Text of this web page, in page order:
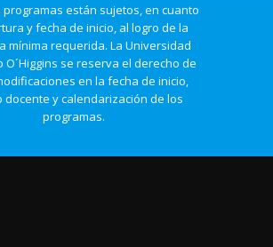
programas están sujetos, en cuanto
y fecha de inicio, al logro de la
mínima requerida. La Universidad
O´Higgins se reserva el derecho de
en la fecha de inicio,
docente y calendarización de los
programas.